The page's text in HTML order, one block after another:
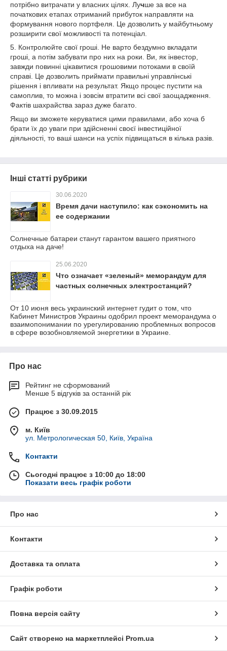
потрібно витрачати у власних цілях. Лучше за все на
початкових етапах отриманий прибуток направляти на
формування нового портфеля. Це дозволить у майбутньому
розширити свої можливості та потенціал.
5. Контролюйте свої гроші. Не варто бездумно вкладати
гроші, а потім забувати про них на роки. Ви, як інвестор,
завжди повинні цікавитися грошовими потоками в своїй
справі. Це дозволить приймати правильні управлінські
рішення і впливати на результат. Якщо процес пустити на
самоплив, то можна і зовсім втратити всі свої заощадження.
Фактів шахрайства зараз дуже багато.
Якщо ви зможете керуватися цими правилами, або хоча б
брати їх до уваги при здійсненні своєї інвестиційної
діяльності, то ваші шанси на успіх підвищаться в кілька разів.
Інші статті рубрики
30.06.2020
Время дачи наступило: как сэкономить на
ее содержании
Солнечные батареи станут гарантом вашего приятного
отдыха на даче!
25.06.2020
Что означает «зеленый» меморандум для
частных солнечных электростанций?
От 10 июня весь украинский интернет гудит о том, что
Кабинет Министров Украины одобрил проект меморандума о
взаимопонимании по урегулированию проблемных вопросов
в сфере возобновляемой энергетики в Украине.
Про нас
Рейтинг не сформований
Менше 5 відгуків за останній рік
Працює з 30.09.2015
м. Київ
ул. Метрологическая 50, Київ, Україна
Контакти
Сьогодні працює з 10:00 до 18:00
Показати весь графік роботи
Про нас
Контакти
Доставка та оплата
Графік роботи
Повна версія сайту
Сайт створено на маркетплейсі Prom.ua